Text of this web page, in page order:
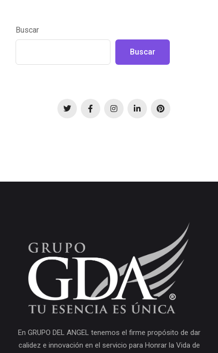
Buscar
Buscar
En GRUPO DEL ANGEL tenemos el firme propósito de dar
calidez e innovación en el servicio para Honrar la Vida de